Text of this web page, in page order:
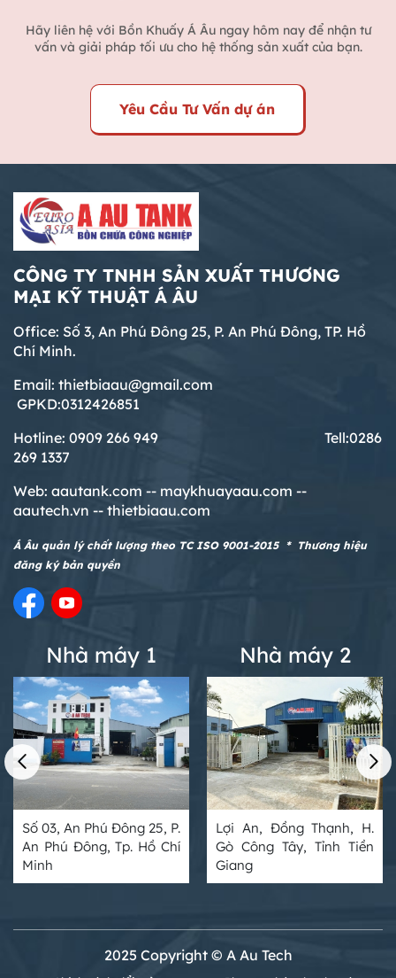
Hãy liên hệ với Bồn Khuấy Á Âu ngay hôm nay để nhận tư
vấn và giải pháp tối ưu cho hệ thống sản xuất của bạn.
Yêu Cầu Tư Vấn dự án
CÔNG TY TNHH SẢN XUẤT THƯƠNG
MẠI KỸ THUẬT Á ÂU
Office: Số 3, An Phú Đông 25, P. An Phú Đông, TP. Hồ
Chí Minh.
Email: thietbiaau@gmail.com
GPKD:0312426851
Hotline: 0909 266 949 Tell:0286
269 1337
Web: aautank.com -- maykhuayaau.com --
aautech.vn -- thietbiaau.com
Á Âu quản lý chất lượng theo TC ISO 9001-2015 * Thương hiệu
đăng ký bản quyền
Nhà máy 1
Số 03, An Phú Đông 25, P.
An Phú Đông, Tp. Hồ Chí
Minh
Nhà máy 2
Lợi An, Đồng Thạnh, H.
Gò Công Tây, Tỉnh Tiền
Giang
2025 Copyright © A Au Tech